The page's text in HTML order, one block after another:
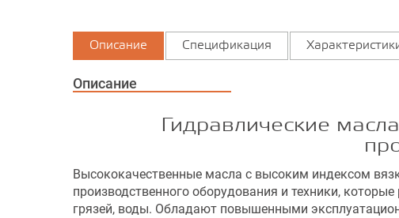
Описание Спецификация
Описание
Гидравлические
Высококачественные масла с высоким индексом
производственного оборудования и техники,
грязей, воды. Обладают повышенными